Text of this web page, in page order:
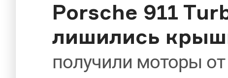
Porsche 911
лишились
получили моторы